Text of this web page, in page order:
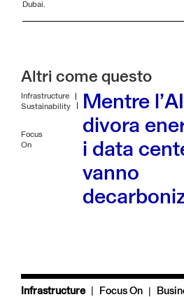
Dubai.
Altri come questo
Infrastructure |
Sustainability
Focus
On
Mentre l’AI
divora
i data
vanno
Infrastructure | Focus On